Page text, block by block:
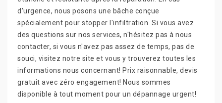
d'urgence, nous posons une bâche conçue
spécialement pour stopper l'infiltration. Si vous avez
des questions sur nos services, n'hésitez pas à nous
contacter, si vous n'avez pas assez de temps, pas de
souci, visitez notre site et vous y trouverez toutes les
informations nous concernant! Prix raisonnable, devis
gratuit avec zéro engagement! Nous sommes
disponible à tout moment pour un dépannage urgent!